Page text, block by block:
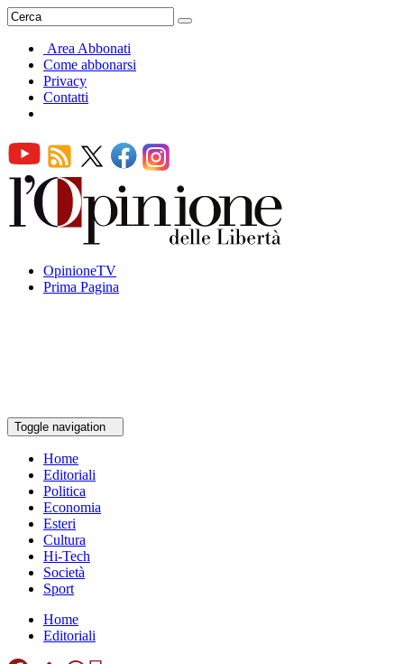
Area Abbonati
Come abbonarsi
Privacy
Contatti
OpinioneTV
Prima Pagina
Toggle navigation
Home
Editoriali
Politica
Economia
Esteri
Cultura
Hi-Tech
Società
Sport
Home
Editoriali